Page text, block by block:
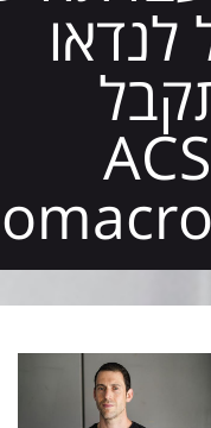
לפרסום ב – ACS